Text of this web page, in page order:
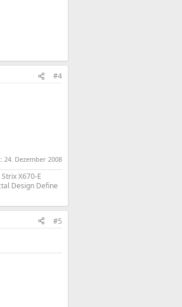
#4
24. Dezember 2008
Strix X670-E
Design Define
#5